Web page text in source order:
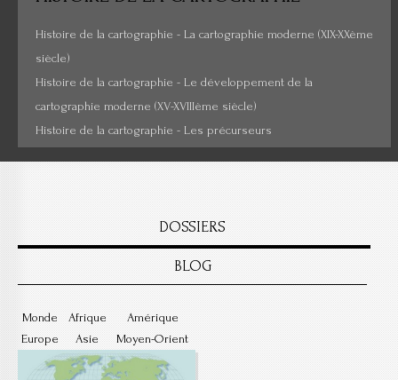
Histoire de la cartographie - La cartographie moderne (XIX-XXème
siècle)
Histoire de la cartographie - Le développement de la
cartographie moderne (XV-XVIIIème siècle)
Histoire de la cartographie - Les précurseurs
DOSSIERS
BLOG
Monde
Europe
Afrique
Asie
Amérique
Moyen-Orient